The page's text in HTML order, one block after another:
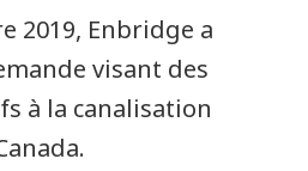
2019, Enbridge a
visant des
à la canalisation